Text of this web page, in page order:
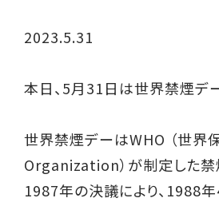
2023.5.31
本日、5月31日は世界禁煙デー
世界禁煙デーはWHO （世
Organization）が制定した禁
1987年の決議により、1988